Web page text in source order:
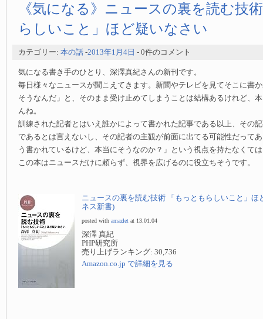
《気になる》ニュースの裏を読む技
らしいこと」ほど疑いなさい
カテゴリー: 本の話 -2013年1月4日 - 0件のコメント
気になる書き手のひとり、深澤真紀さんの新刊です。
毎日様々なニュースが聞こえてきます。新聞やテレビを見てそこに書
そうなんだ」と、そのまま受け止めてしまうことは結構あるけれど、
んね。
訓練された記者とはいえ誰かによって書かれた記事である以上、その
であるとは言えないし、その記者の主観が前面に出てる可能性だって
う書かれているけど、本当にそうなのか？」という視点を持たなくて
この本はニュースだけに頼らず、視界を広げるのに役立ちそうです。
ニュースの裏を読む技術 「もっともらしいこと」ほ
ネス新書)
posted with amazlet at 13.01.04
深澤 真紀
PHP研究所
売り上げランキング: 30,736
Amazon.co.jp で詳細を見る